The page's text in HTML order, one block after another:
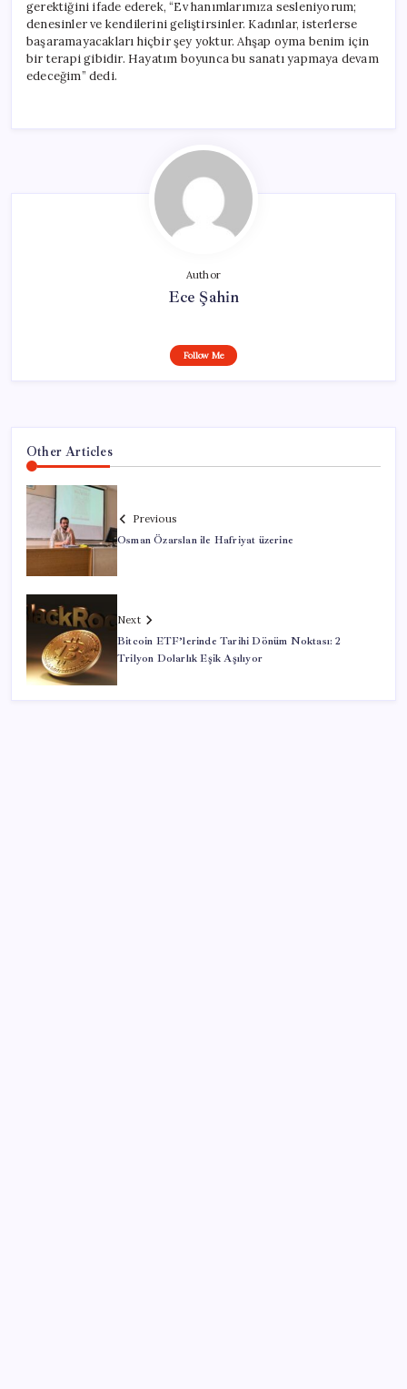
gerektiğini ifade ederek, “Ev hanımlarımıza sesleniyorum;
denesinler ve kendilerini geliştirsinler. Kadınlar, isterlerse
başaramayacakları hiçbir şey yoktur. Ahşap oyma benim için
bir terapi gibidir. Hayatım boyunca bu sanatı yapmaya devam
edeceğim” dedi.
Author
Ece Şahin
Follow Me
Other Articles
Previous
Osman Özarslan ile Hafriyat üzerine
Next
Bitcoin ETF’lerinde Tarihi Dönüm Noktası: 2
Trilyon Dolarlık Eşik Aşılıyor